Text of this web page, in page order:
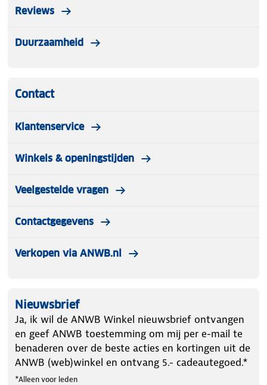
Reviews
Duurzaamheid
Contact
Klantenservice
Winkels & openingstijden
Veelgestelde vragen
Contactgegevens
Verkopen via ANWB.nl
Nieuwsbrief
Ja, ik wil de ANWB Winkel nieuwsbrief ontvangen
en geef ANWB toestemming om mij per e-mail te
benaderen over de beste acties en kortingen uit de
ANWB (web)winkel en ontvang 5.- cadeautegoed.*
*Alleen voor leden